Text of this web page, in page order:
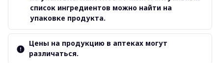
список ингредиентов можно найти на
упаковке продукта.
Цены на продукцию в аптеках могут
различаться.